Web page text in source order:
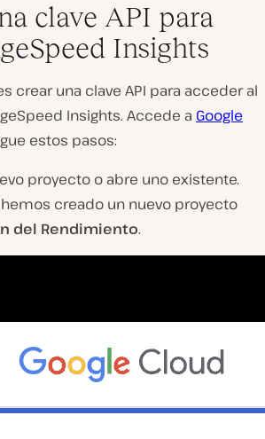
clave API para
Insights
crear una clave API para acceder al
Insights. Accede a Google
estos pasos:
proyecto o abre uno existente.
creado un nuevo proyecto
del Rendimiento.